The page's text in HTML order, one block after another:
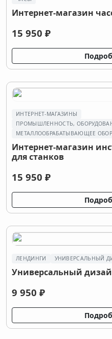
Интернет-магазин
15 950 ₽
ИНТЕРНЕТ-МАГАЗИНЫ
ПРОМЫШЛЕННОСТЬ,
МЕТАЛЛООБРАБАТЫВАЮЩЕЕ
Интернет-магазин
для станков
15 950 ₽
ЛЕНДИНГИ УНИВЕРСАЛЬНЫЙ
Универсальный
9 950 ₽